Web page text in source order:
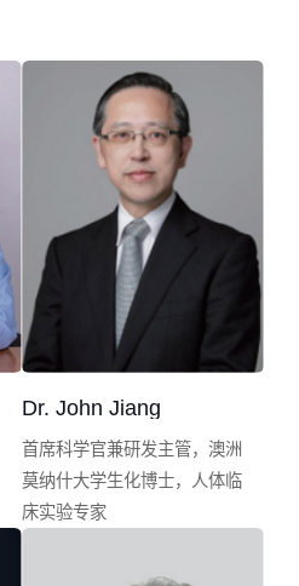
Dr. John Jiang
首席科学官兼研发主管，澳洲
莫纳什大学生化博士，人体临
床实验专家